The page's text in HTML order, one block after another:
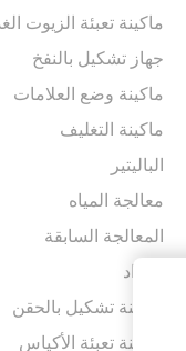
ماكينة تعبئة الزيوت
جهاز تشكيل بالنفخ
ماكينة وضع العلامات
ماكينة التغليف
الباليتير
معالجة المياه
المعالجة السابقة
المواد
ماكينة تشكيل بالحقن
ماكينة تعبئة الأكياس